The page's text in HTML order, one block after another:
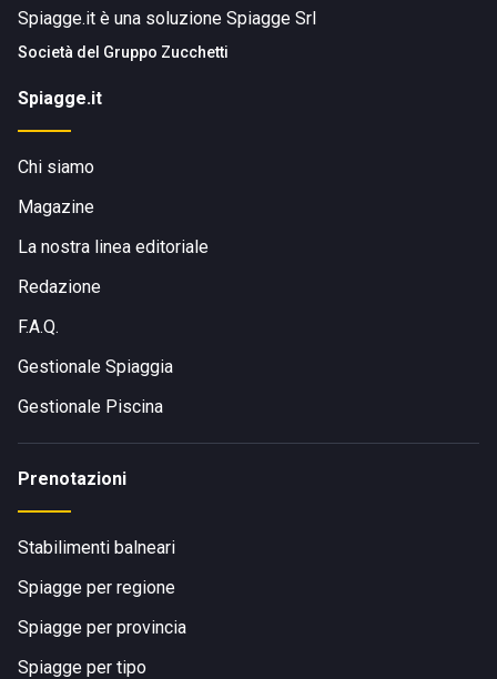
Spiagge.it è una soluzione Spiagge Srl
Società del Gruppo Zucchetti
Spiagge.it
Chi siamo
Magazine
La nostra linea editoriale
Redazione
F.A.Q.
Gestionale Spiaggia
Gestionale Piscina
Prenotazioni
Stabilimenti balneari
Spiagge per regione
Spiagge per provincia
Spiagge per tipo